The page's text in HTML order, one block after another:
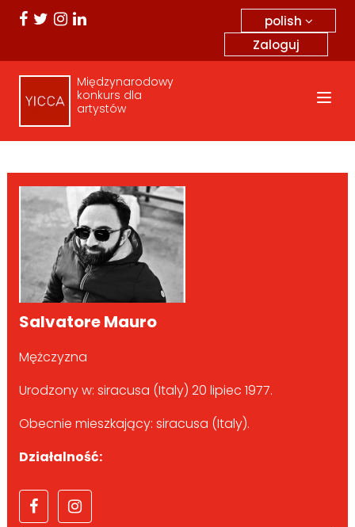
polish
Zaloguj
Międzynarodowy
konkurs dla
artystów
Salvatore Mauro
Mężczyzna
Urodzony w: siracusa (Italy) 20 lipiec 1977.
Obecnie mieszkający: siracusa (Italy).
Działalność: